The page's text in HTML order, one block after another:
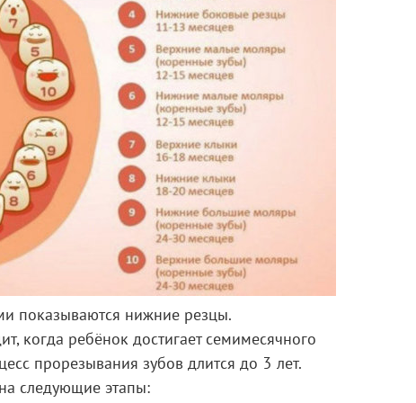
показываются нижние резцы.
когда ребёнок достигает семимесячного
прорезывания зубов длится до 3 лет.
следующие этапы: